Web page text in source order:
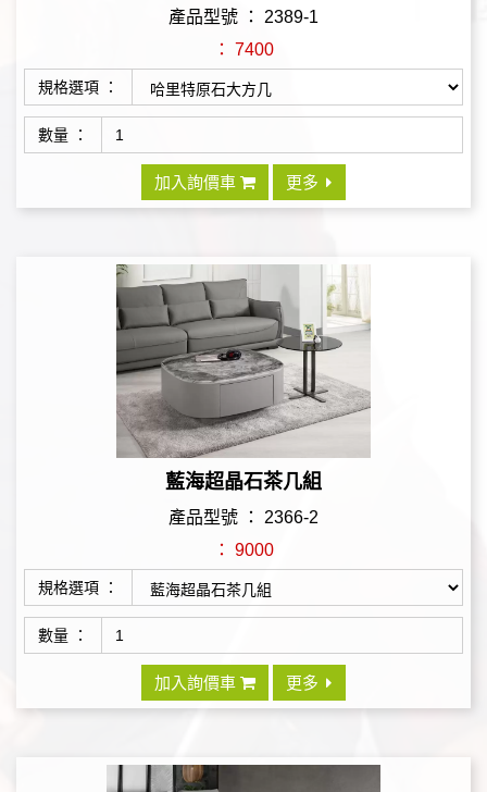
產品型號 ： 2389-1
： 7400
規格選項 ：
數量 ：
加入詢價車 更多
藍海超晶石茶几組
產品型號 ： 2366-2
： 9000
規格選項 ：
數量 ：
加入詢價車 更多